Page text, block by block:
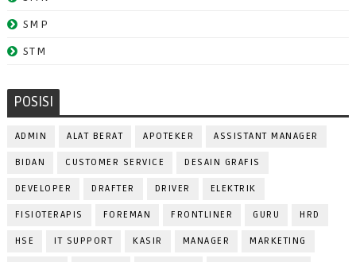
SMP
STM
POSISI
ADMIN ALAT BERAT APOTEKER ASSISTANT MANAGER
BIDAN CUSTOMER SERVICE DESAIN GRAFIS
DEVELOPER DRAFTER DRIVER ELEKTRIK
FISIOTERAPIS FOREMAN FRONTLINER GURU HRD
HSE IT SUPPORT KASIR MANAGER MARKETING